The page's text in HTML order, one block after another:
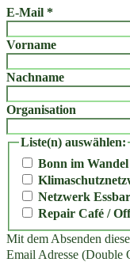
E-Mail *
Vorname
Nachname
Organisation
Liste(n) auswählen:
Bonn im
Netzwerk
Repair Café /
Mit dem Absenden
Email Adresse (Double